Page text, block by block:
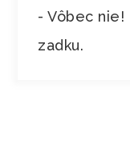
- Vôbec
zadku.